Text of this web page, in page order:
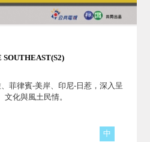
菲律賓-美岸、印尼-日惹，深入呈
化與風土民情。
中